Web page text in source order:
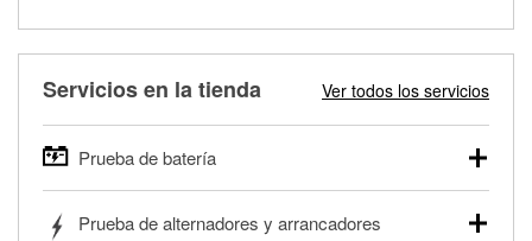
Servicios en la tienda Ver todos los servicios
Prueba de batería
autos, camionetas, SUVs, vehículos comerciales y
Prueba de alternadores y arrancadores